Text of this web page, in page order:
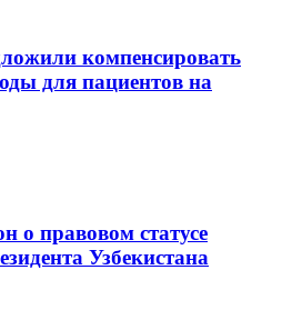
компенсировать
для пациентов на
о правовом статусе
Узбекистана